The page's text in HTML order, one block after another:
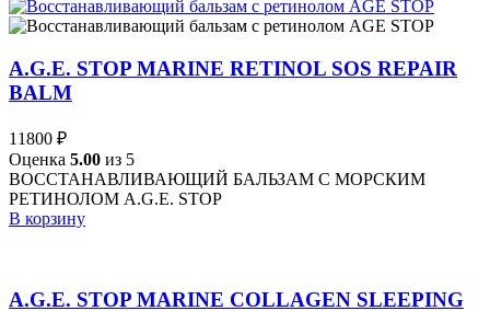
A.G.E. STOP MARINE RETINOL SOS REPAIR
BALM
11800 ₽
Оценка 5.00 из 5
ВОССТАНАВЛИВАЮЩИЙ БАЛЬЗАМ С МОРСКИМ
РЕТИНОЛОМ A.G.E. STOP
В корзину
A.G.E. STOP MARINE COLLAGEN SLEEPING